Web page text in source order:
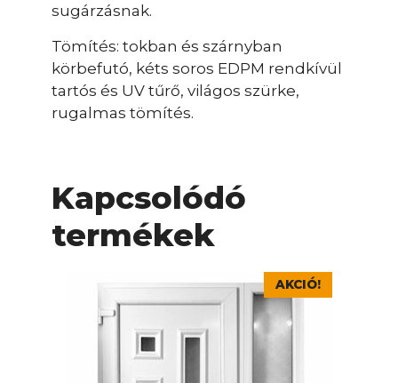
sugárzásnak.
Tömítés: tokban és szárnyban
körbefutó, kéts soros EDPM rendkívül
tartós és UV tűrő, világos szürke,
rugalmas tömítés.
Kapcsolódó
termékek
AKCIÓ!
Ennek
terméknek